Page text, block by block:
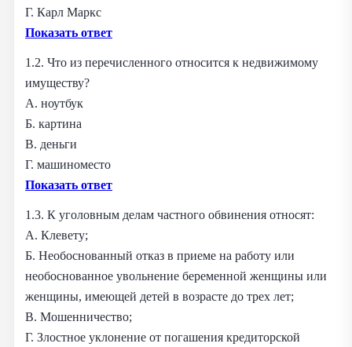
Г. Карл Маркс
Показать ответ
1.2. Что из перечисленного относится к недвижимому
имуществу?
А. ноутбук
Б. картина
В. деньги
Г. машиноместо
Показать ответ
1.3. К уголовным делам частного обвинения относят:
А. Клевету;
Б. Необоснованный отказ в приеме на работу или
необоснованное увольнение беременной женщины или
женщины, имеющей детей в возрасте до трех лет;
В. Мошенничество;
Г. Злостное уклонение от погашения кредиторской